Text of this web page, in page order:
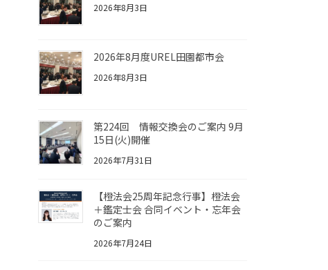
2026年8月3日
2026年8月度UREL田園都市会
2026年8月3日
第224回 情報交換会のご案内 9月
15日(火)開催
2026年7月31日
【橙法会25周年記念行事】橙法会
＋鑑定士会 合同イベント・忘年会
のご案内
2026年7月24日